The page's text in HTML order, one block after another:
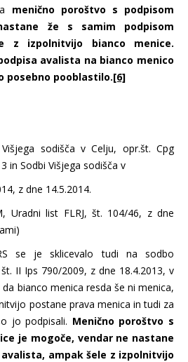
menično poroštvo s podpisom
že s samim podpisom
z izpolnitvijo bianco menice.
avalista na bianco menico
posebno pooblastilo.[6]
sodišča v Celju, opr.št. Cpg
in Sodbi Višjega sodišča v
z dne 14.5.2014.
Uradni list FLRJ, št. 104/46, z dne
se je sklicevalo tudi na sodbo
II Ips 790/2009, z dne 18.4.2013, v
bianco menica resda še ni menica,
postane prava menica in tudi za
jo podpisali. Menično poroštvo s
je mogoče, vendar ne nastane
ampak šele z izpolnitvijo